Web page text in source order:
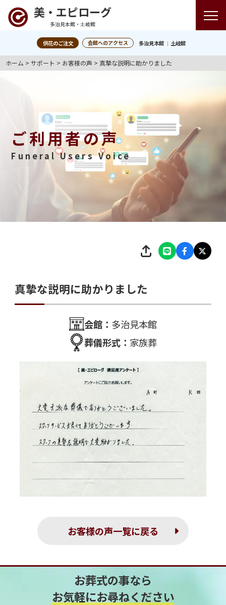
美・エピローグ
多治見本館・土岐館
供花のご注文 会館へのアクセス 多治見本館 土岐館
ホーム >サポート > お客様の声 > 真摯な説明に助かりました
ご利用者の声
Funeral Users Voice
真摯な説明に助かりました
会館： 多治見本館
葬儀形式： 家族葬
お客様の声一覧に戻る
お葬式の事なら
お気軽にお尋ねください